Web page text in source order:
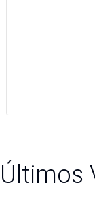
Últimos